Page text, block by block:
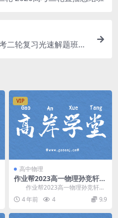
二轮复习光速解题班选
VIP
高中物理
作业帮2023高一物理孙竞轩暑
假A+班 网盘分享
作业帮2023高一物理孙竞轩暑
假A+班，网盘分享高中物理课程3.1
0G高清视...
4 年前 4 9.9